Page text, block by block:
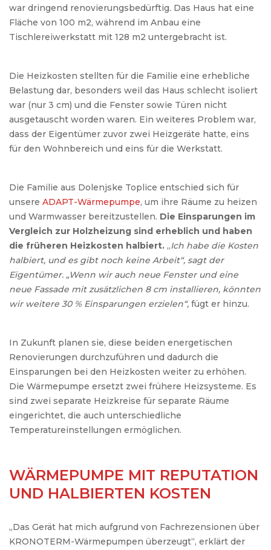
war dringend renovierungsbedürftig. Das Haus hat eine
Fläche von 100 m2, während im Anbau eine
Tischlereiwerkstatt mit 128 m2 untergebracht ist.
Die Heizkosten stellten für die Familie eine erhebliche
Belastung dar, besonders weil das Haus schlecht isoliert
war (nur 3 cm) und die Fenster sowie Türen nicht
ausgetauscht worden waren. Ein weiteres Problem war,
dass der Eigentümer zuvor zwei Heizgeräte hatte, eins
für den Wohnbereich und eins für die Werkstatt.
Die Familie aus Dolenjske Toplice entschied sich für
unsere ADAPT-Wärmepumpe, um ihre Räume zu heizen
und Warmwasser bereitzustellen. Die Einsparungen im
Vergleich zur Holzheizung sind erheblich und haben
die früheren Heizkosten halbiert. „Ich habe die Kosten
halbiert, und es gibt noch keine Arbeit“, sagt der
Eigentümer. „Wenn wir auch neue Fenster und eine
neue Fassade mit zusätzlichen 8 cm installieren, könnten
wir weitere 30 % Einsparungen erzielen“, fügt er hinzu.
In Zukunft planen sie, diese beiden energetischen
Renovierungen durchzuführen und dadurch die
Einsparungen bei den Heizkosten weiter zu erhöhen.
Die Wärmepumpe ersetzt zwei frühere Heizsysteme. Es
sind zwei separate Heizkreise für separate Räume
eingerichtet, die auch unterschiedliche
Temperatureinstellungen ermöglichen.
WÄRMEPUMPE MIT REPUTATION
UND HALBIERTEN KOSTEN
„Das Gerät hat mich aufgrund von Fachrezensionen über
KRONOTERM-Wärmepumpen überzeugt“, erklärt der